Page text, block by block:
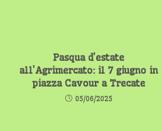
Pasqua d’estate
all’Agrimercato: il 7 giugno in
piazza Cavour a Trecate
05/06/2025